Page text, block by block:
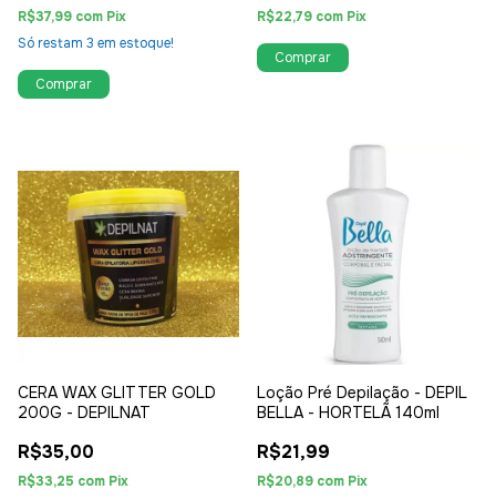
R$37,99 com Pix
Só restam 3 em estoque!
R$22,79 com Pix
CERA WAX GLITTER GOLD
200G - DEPILNAT
R$35,00
R$33,25 com Pix
Loção Pré Depilação - DEPIL
BELLA - HORTELÃ 140ml
R$21,99
R$20,89 com Pix